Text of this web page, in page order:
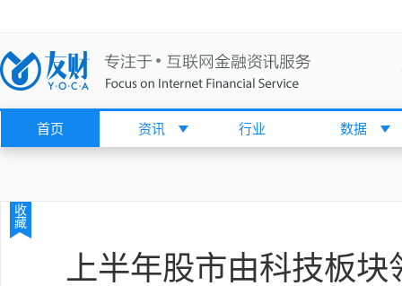
首页 资讯 行业 数据
收
藏
上半年股市由科技板